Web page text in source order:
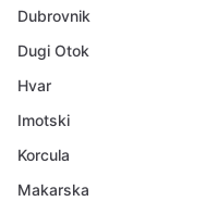
Dubrovnik
Dugi Otok
Hvar
Imotski
Korcula
Makarska